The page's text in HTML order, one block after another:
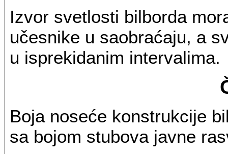
Izvor svetlosti bilborda
učesnike u saobraćaju, a
u isprekidanim intervalima.
Boja noseće konstrukcije
sa bojom stubova javne